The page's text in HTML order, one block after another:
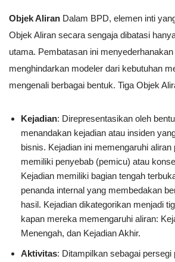
Objek Aliran Dalam BPD, elemen inti
Objek Aliran secara sengaja dibatasi
utama. Pembatasan ini
menghindarkan modeler dari kebutuhan
mengenali berbagai bentuk. Tiga Objek
Kejadian: Direpresentasikan oleh
menandakan kejadian atau insiden
bisnis. Kejadian ini memengaruhi
memiliki penyebab (pemicu) atau
Kejadian memiliki bagian tengah
penanda internal yang membedakan
hasil. Kejadian dikategorikan menjadi
kapan mereka memengaruhi aliran:
Menengah, dan Kejadian Akhir.
Aktivitas: Ditampilkan sebagai persegi